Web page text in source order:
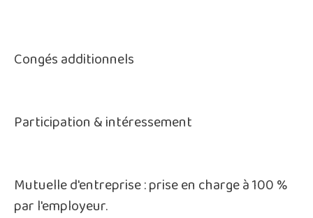
Congés additionnels
Participation & intéressement
Mutuelle d'entreprise : prise en charge à 100 %
par l'employeur.